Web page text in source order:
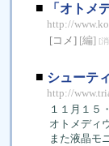
■ 「オトメ
http://
[コメ] [編] [
■ シューテ
http://
１１月１５
オトメディ
また液晶モ